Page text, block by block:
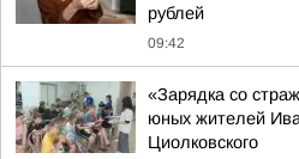
рублей
09:42
«Зарядка со
юных жителей
Циолковского